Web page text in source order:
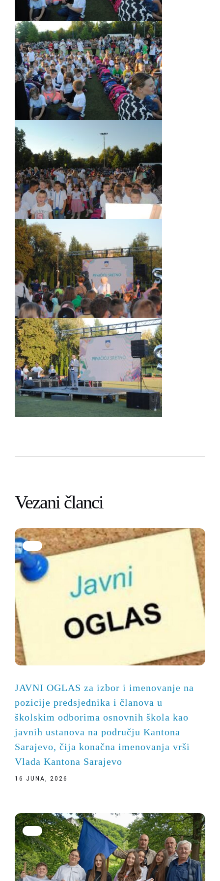
Vezani članci
JAVNI OGLAS za izbor i imenovanje na
pozicije predsjednika i članova u
školskim odborima osnovnih škola kao
javnih ustanova na području Kantona
Sarajevo, čija konačna imenovanja vrši
Vlada Kantona Sarajevo
16 JUNA, 2026